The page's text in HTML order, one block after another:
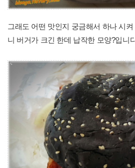
그래도 어떤 맛인지 궁금해서 하나 시
니 버거가 크긴 한데 납작한 모양?입니